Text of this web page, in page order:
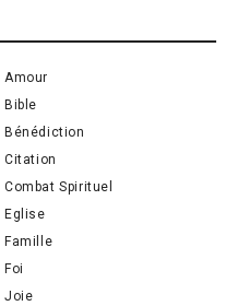
Amour
Bible
Bénédiction
Citation
Combat Spirituel
Eglise
Famille
Foi
Joie